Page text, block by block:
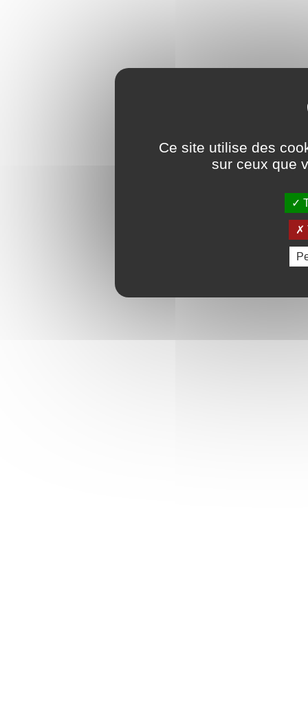
Ce site utilise des
sur ceux que